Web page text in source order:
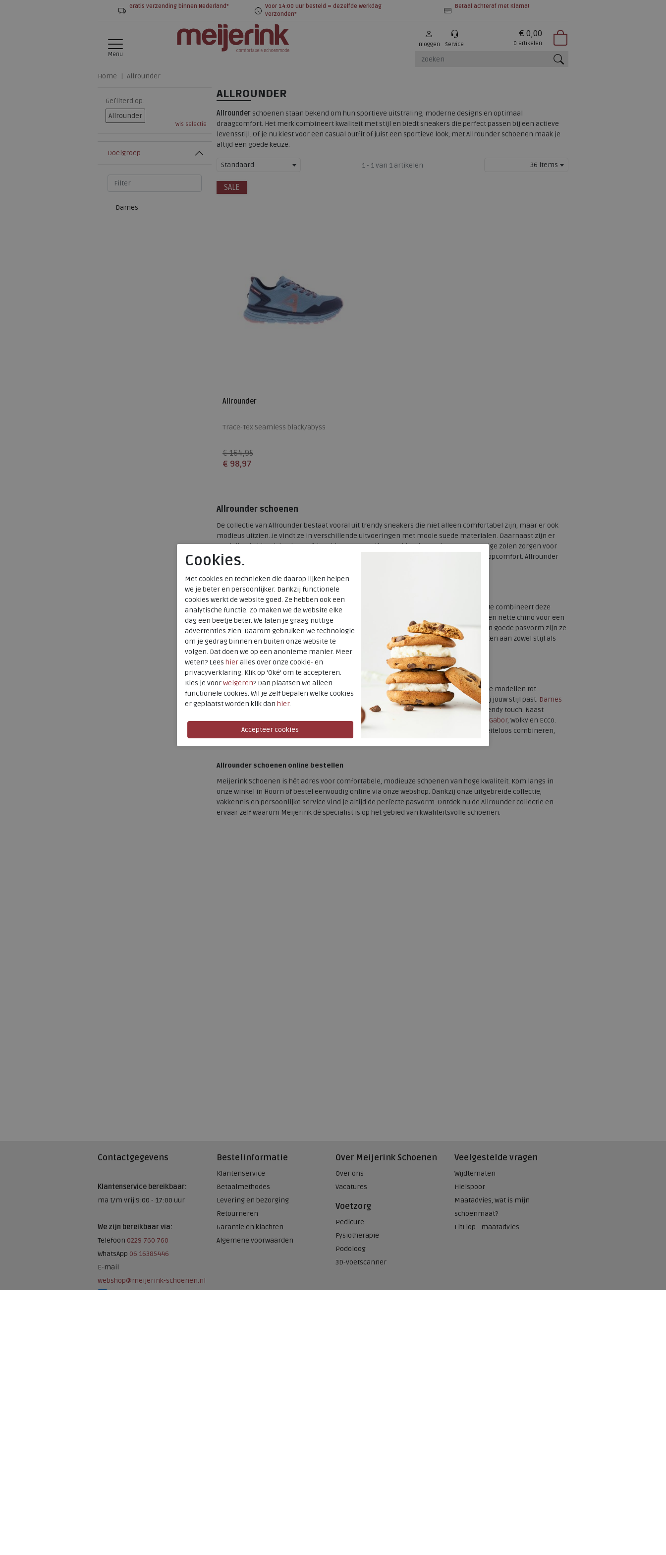
Gratis verzending binnen Nederland*
Voor 14:00 uur besteld = dezelfde werkdag
verzonden*
Betaal achteraf met Klarna!
Menu
Inloggen Service
€ 0,00
0 artikelen
Home Allrounder
Gefilterd op:
Allrounder
Wis selectie
Doelgroep
Dames
ALLROUNDER
Allrounder schoenen staan bekend om hun sportieve uitstraling, moderne designs en optimaal
draagcomfort. Het merk combineert kwaliteit met stijl en biedt sneakers die perfect passen bij een actieve
levensstijl. Of je nu kiest voor een casual outfit of juist een sportieve look, met Allrounder schoenen maak je
altijd een goede keuze.
Standaard 1 - 1 van 1 artikelen 36 items
SALE
Allrounder
Trace-Tex Seamless black/abyss
€ 164,95
€ 98,97
Allrounder schoenen
De collectie van Allrounder bestaat vooral uit trendy sneakers die niet alleen comfortabel zijn, maar er ook
modieus uitzien. Je vindt ze in verschillende uitvoeringen met mooie suede materialen. Daarnaast zijn er
modellen in klassieke tinten, frisse kleuren en zelfs meerkleurige varianten. De stevige zolen zorgen voor
een goede grip en stabiliteit, zodat je de hele dag door kunt genieten van optimaal loopcomfort. Allrounder
sneakers zijn de perfecte mix van mode en functionaliteit.
Sneakers heren
Allrounder is hét merk voorheren sneakers
die zowel comfortabel als veelzijdig zijn. Je combineert deze
sneakers eenvoudig met een jeans en T-shirt voor een sportieve uitstraling, of met een nette chino voor een
meer casual-chique look. Dankzij de combinatie van hoogwaardige materialen en een goede pasvorm zijn ze
geschikt voor dagelijks gebruik, vrije tijd of een dagje uit. Voor heren die waarde hechten aan zowel stijl als
comfort zijn Allrounder sneakers een ideale keuze.
Sneakers dames
Ook voor dames biedt Allrounder een prachtige collectie sneakers. Van elegante suède modellen tot
opvallende uitvoeringen in moderne kleurcombinaties: er is altijd een sneaker die bij jouw stijl past. Dames
van Allrounder zijn ideaal voor dagelijks gebruik en geven elke outfit een trendy touch. Naast
Allrounder vind je bij Meijerink Schoenen ook andere toonaangevende merken zoals Gabor, Wolky en Ecco.
Sneakers zijn voor veel vrouwen de perfecte schoen, omdat ze comfort en mode moeiteloos combineren,
ideaal voor werk, vrije tijd en elke dag.
Allrounder schoenen online bestellen
Meijerink Schoenen is hét adres voor comfortabele, modieuze schoenen van hoge kwaliteit. Kom langs in
onze winkel in Hoorn of bestel eenvoudig online via onze webshop. Dankzij onze uitgebreide collectie,
vakkennis en persoonlijke service vind je altijd de perfecte pasvorm. Ontdek nu de Allrounder collectie en
ervaar zelf waarom Meijerink dé specialist is op het gebied van kwaliteitsvolle schoenen.
Contactgegevens
Klantenservice bereikbaar:
ma t/m vrij 9:00 - 17:00 uur
We zijn bereikbaar via:
Telefoon 0229 760 760
WhatsApp 06 16385446
E-mail
webshop@meijerink-schoenen.nl
Bestelinformatie
Klantenservice
Betaalmethodes
Levering en bezorging
Retourneren
Garantie en klachten
Algemene voorwaarden
Over Meijerink Schoenen
Over ons
Vacatures
Voetzorg
Pedicure
Fysiotherapie
Podoloog
3D-voetscanner
Veelgestelde vragen
Wijdtematen
Hielspoor
Maatadvies, wat is mijn
schoenmaat?
FitFlop - maatadvies
Cookies.
Met cookies en technieken die daarop lijken helpen
we je beter en persoonlijker. Dankzij functionele
cookies werkt de website goed. Ze hebben ook een
analytische functie. Zo maken we de website elke
dag een beetje beter. We laten je graag nuttige
advertenties zien. Daarom gebruiken we technologie
om je gedrag binnen en buiten onze website te
volgen. Dat doen we op een anonieme manier. Meer
weten? Lees hieralles over onze cookie- en
privacyverklaring. Klik op 'Oké' om te accepteren.
Kies je voorweigeren? Dan plaatsen we alleen
functionele cookies. Wil je zelf bepalen welke cookies
er geplaatst worden klik dan hier.